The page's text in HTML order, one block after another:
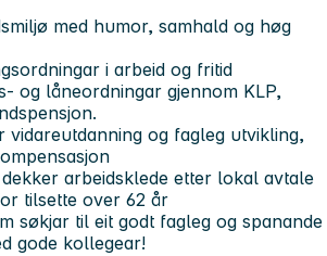
med humor, samhald og høg
i arbeid og fritid
og låneordningar gjennom KLP,
vidareutdanning og fagleg utvikling,
arbeidsklede etter lokal avtale
tilsette over 62 år
søkjar til eit godt fagleg og spanande
gode kollegear!